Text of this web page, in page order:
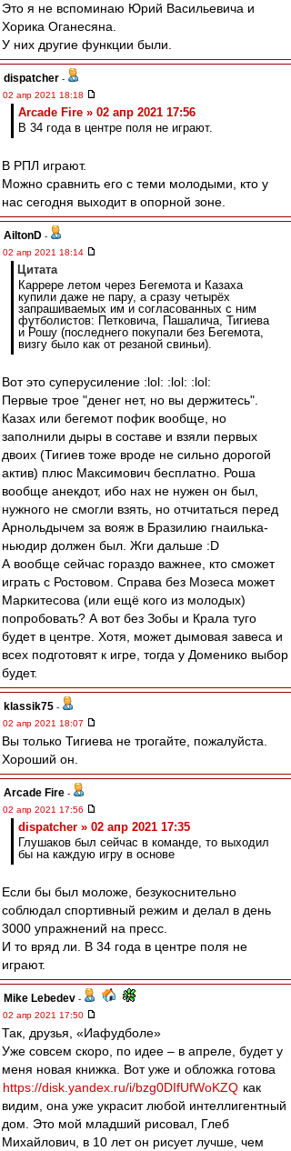
Это я не вспоминаю Юрий Васильевича и
Хорика Оганесяна.
У них другие функции были.
dispatcher -
02 апр 2021 18:18
Arcade Fire » 02 апр 2021 17:56
В 34 года в центре поля не играют.
В РПЛ играют.
Можно сравнить его с теми молодыми, кто у
нас сегодня выходит в опорной зоне.
AiltonD -
02 апр 2021 18:14
Цитата
Каррере летом через Бегемота и Казаха
купили даже не пару, а сразу четырёх
запрашиваемых им и согласованных с ним
футболистов: Петковича, Пашалича, Тигиева
и Рошу (последнего покупали без Бегемота,
визгу было как от резаной свиньи).
Вот это суперусиление :lol: :lol: :lol:
Первые трое "денег нет, но вы держитесь".
Казах или бегемот пофик вообще, но
заполнили дыры в составе и взяли первых
двоих (Тигиев тоже вроде не сильно дорогой
актив) плюс Максимович бесплатно. Роша
вообще анекдот, ибо нах не нужен он был,
нужного не смогли взять, но отчитаться перед
Арнольдычем за вояж в Бразилию гнаилька-
ньюдир должен был. Жги дальше :D
А вообще сейчас гораздо важнее, кто сможет
играть с Ростовом. Справа без Мозеса может
Маркитесова (или ещё кого из молодых)
попробовать? А вот без Зобы и Крала туго
будет в центре. Хотя, может дымовая завеса и
всех подготовят к игре, тогда у Доменико выбор
будет.
klassik75 -
02 апр 2021 18:07
Вы только Тигиева не трогайте, пожалуйста.
Хороший он.
Arcade Fire -
02 апр 2021 17:56
dispatcher » 02 апр 2021 17:35
Глушаков был сейчас в команде, то выходил
бы на каждую игру в основе
Если бы был моложе, безукоснительно
соблюдал спортивный режим и делал в день
3000 упражнений на пресс.
И то вряд ли. В 34 года в центре поля не
играют.
Mike Lebedev -
02 апр 2021 17:50
Так, друзья, «Иафудболе»
Уже совсем скоро, по идее – в апреле, будет у
меня новая книжка. Вот уже и обложка готова
https://disk.yandex.ru/i/bzg0DIfUfWoKZQ как
видим, она уже украсит любой интеллигентный
дом. Это мой младший рисовал, Глеб
Михайлович, в 10 лет он рисует лучше, чем